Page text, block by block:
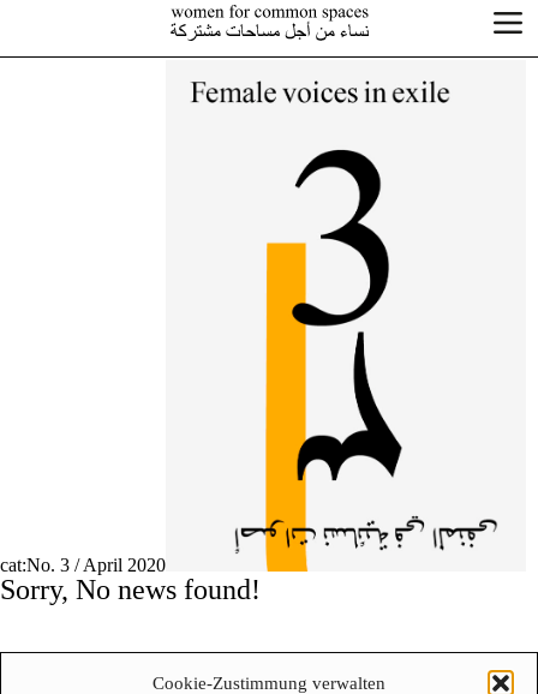
Cookie-Zustimmung verwalten
cat:No. 3 / April 2020
Sorry, No news found!